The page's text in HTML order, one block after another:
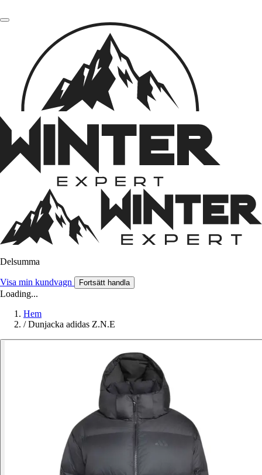
Delsumma
Visa min kundvagn Fortsätt handla
Loading...
Hem
/ Dunjacka adidas Z.N.E